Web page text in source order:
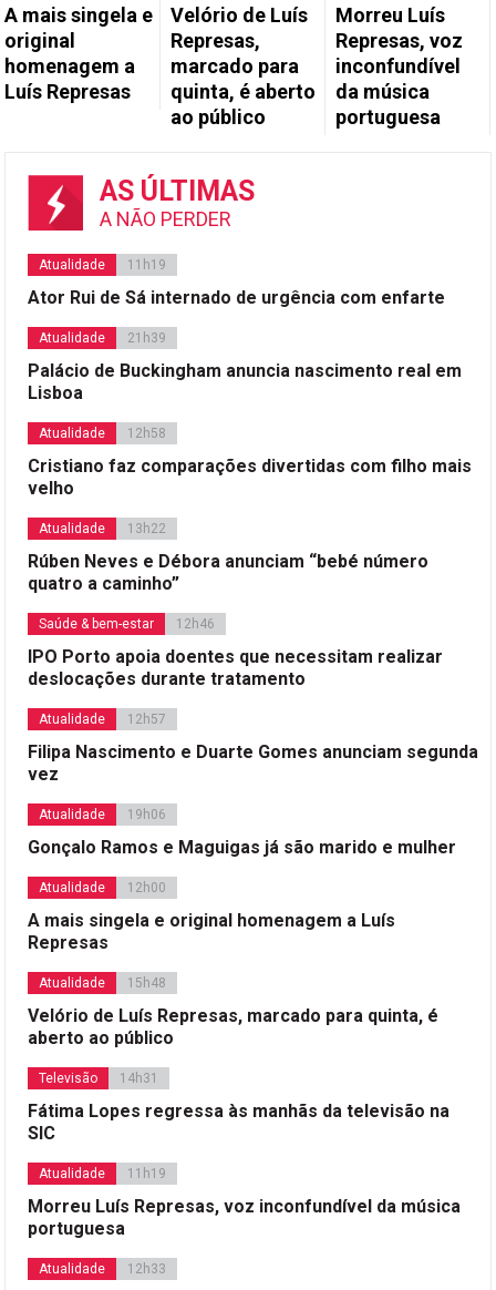
A mais singela e
original
homenagem a
Luís Represas
Velório de Luís
Represas,
marcado para
quinta, é aberto
ao público
Morreu Luís
Represas, voz
inconfundível
da música
portuguesa
AS ÚLTIMAS
A NÃO PERDER
Atualidade 11h19
Ator Rui de Sá internado de urgência com enfarte
Atualidade 21h39
Palácio de Buckingham anuncia nascimento real em
Lisboa
Atualidade 12h58
Cristiano faz comparações divertidas com filho mais
velho
Atualidade 13h22
Rúben Neves e Débora anunciam “bebé número
quatro a caminho”
Saúde & bem-estar 12h46
IPO Porto apoia doentes que necessitam realizar
deslocações durante tratamento
Atualidade 12h57
Filipa Nascimento e Duarte Gomes anunciam segunda
vez
Atualidade 19h06
Gonçalo Ramos e Maguigas já são marido e mulher
Atualidade 12h00
A mais singela e original homenagem a Luís
Represas
Atualidade 15h48
Velório de Luís Represas, marcado para quinta, é
aberto ao público
Televisão 14h31
Fátima Lopes regressa às manhãs da televisão na
SIC
Atualidade 11h19
Morreu Luís Represas, voz inconfundível da música
portuguesa
Atualidade 12h33